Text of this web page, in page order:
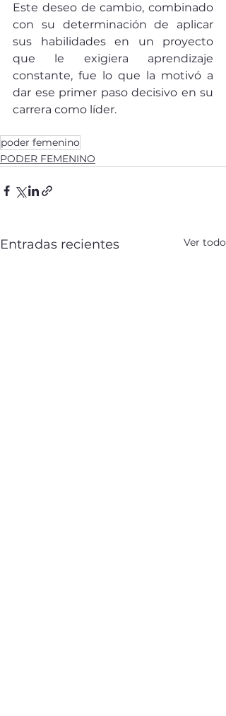
Este deseo de cambio, combinado
con su determinación de aplicar
sus habilidades en un proyecto
que le exigiera aprendizaje
constante, fue lo que la motivó a
dar ese primer paso decisivo en su
carrera como líder.
poder femenino
PODER FEMENINO
Entradas recientes Ver todo